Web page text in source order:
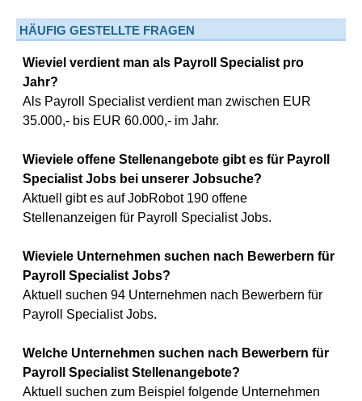
HÄUFIG GESTELLTE FRAGEN
Wieviel verdient man als Payroll Specialist pro
Jahr?
Als Payroll Specialist verdient man zwischen EUR
35.000,- bis EUR 60.000,- im Jahr.
Wieviele offene Stellenangebote gibt es für Payroll
Specialist Jobs bei unserer Jobsuche?
Aktuell gibt es auf JobRobot 190 offene
Stellenanzeigen für Payroll Specialist Jobs.
Wieviele Unternehmen suchen nach Bewerbern für
Payroll Specialist Jobs?
Aktuell suchen 94 Unternehmen nach Bewerbern für
Payroll Specialist Jobs.
Welche Unternehmen suchen nach Bewerbern für
Payroll Specialist Stellenangebote?
Aktuell suchen zum Beispiel folgende Unternehmen